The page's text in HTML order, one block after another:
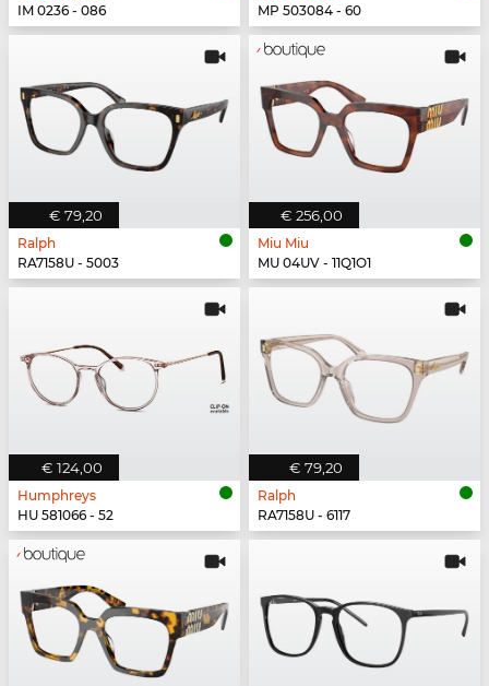
IM 0236 - 086
MP 503084 - 60
€ 79,20
Ralph
RA7158U - 5003
€ 256,00
Miu Miu
MU 04UV - 11Q1O1
€ 124,00
Humphreys
HU 581066 - 52
€ 79,20
Ralph
RA7158U - 6117